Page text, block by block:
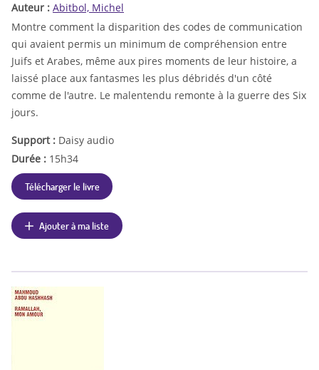
Auteur : Abitbol, Michel
Montre comment la disparition des codes de communication
qui avaient permis un minimum de compréhension entre
Juifs et Arabes, même aux pires moments de leur histoire, a
laissé place aux fantasmes les plus débridés d'un côté
comme de l'autre. Le malentendu remonte à la guerre des Six
jours.
Support : Daisy audio
Durée : 15h34
Télécharger le livre
Ajouter à ma liste